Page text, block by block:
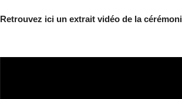
Retrouvez ici un extrait vidéo de la